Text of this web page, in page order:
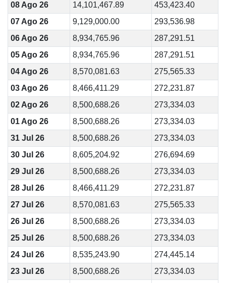
08 Ago 26
14,101,467.89
453,423.40
07 Ago 26
9,129,000.00
293,536.98
06 Ago 26
8,934,765.96
287,291.51
05 Ago 26
8,934,765.96
287,291.51
04 Ago 26
8,570,081.63
275,565.33
03 Ago 26
8,466,411.29
272,231.87
02 Ago 26
8,500,688.26
273,334.03
01 Ago 26
8,500,688.26
273,334.03
31 Jul 26
8,500,688.26
273,334.03
30 Jul 26
8,605,204.92
276,694.69
29 Jul 26
8,500,688.26
273,334.03
28 Jul 26
8,466,411.29
272,231.87
27 Jul 26
8,570,081.63
275,565.33
26 Jul 26
8,500,688.26
273,334.03
25 Jul 26
8,500,688.26
273,334.03
24 Jul 26
8,535,243.90
274,445.14
23 Jul 26
8,500,688.26
273,334.03